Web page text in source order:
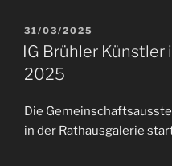
VERÖFFENTLICHT
AM
31/03/2025
IG Brühler Künstler
2025
Die
in der Rathausgalerie